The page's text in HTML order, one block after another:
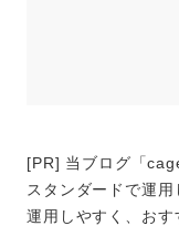
[PR] 当ブログ「
スタンダードで運
運用しやすく、おす